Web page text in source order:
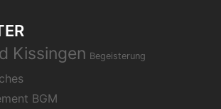
Kissingen Begeisterung
BGM